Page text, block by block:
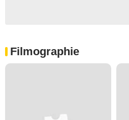
Filmographie